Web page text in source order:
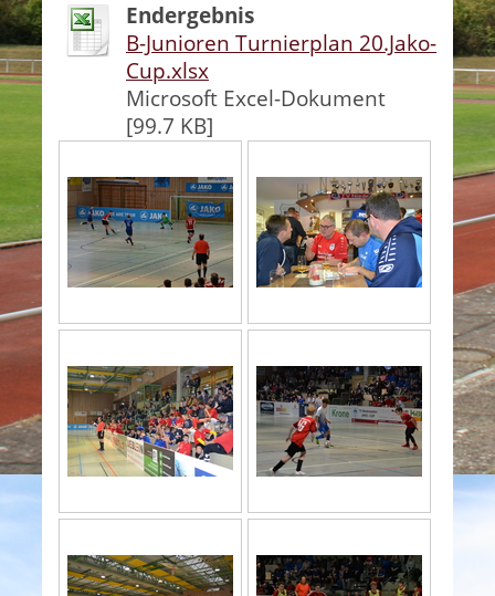
Endergebnis
B-Junioren Turnierplan 20.Jako-
Cup.xlsx
Microsoft Excel-Dokument
[99.7 KB]